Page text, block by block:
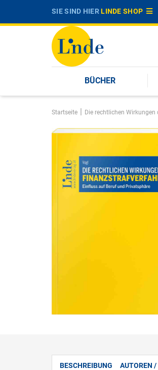
SIE SIND HIERLINDE SHOP
BÜCHER
Startseite | Die rechtlichen
BESCHREIBUNG AUTOREN /